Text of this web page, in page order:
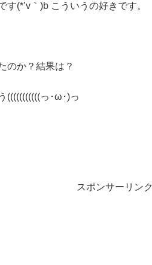
(*’v｀)b こういうの好きです。
のか？結果は？
(((((((((((っ･ω･)っ
スポンサーリンク